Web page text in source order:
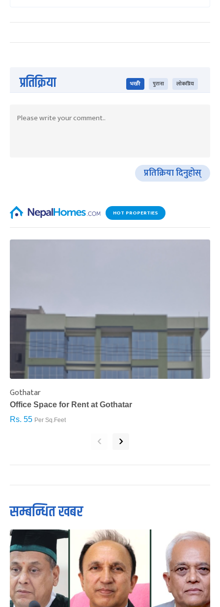
प्रतिक्रिया भर्खरै पुराना लोकप्रिय
प्रतिक्रिया दिनुहोस्
HOT PROPERTIES
Gothatar
Office Space for Rent at Gothatar
Rs. 55 Per Sq.Feet
‹ ›
सम्बन्धित खबर